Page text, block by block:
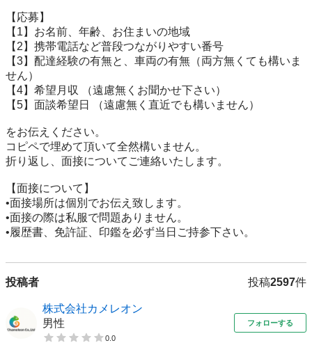
【応募】
【1】お名前、年齢、お住まいの地域
【2】携帯電話など普段つながりやすい番号
【3】配達経験の有無と、車両の有無（両方無くても構いま
せん）
【4】希望月収 （遠慮無くお聞かせ下さい）
【5】面談希望日 （遠慮無く直近でも構いません）
をお伝えください。
コピペで埋めて頂いて全然構いません。
折り返し、面接についてご連絡いたします。
【面接について】
•面接場所は個別でお伝え致します。
•面接の際は私服で問題ありません。
•履歴書、免許証、印鑑を必ず当日ご持参下さい。
投稿者 投稿2597件
株式会社カメレオン
男性
0.0
フォローする